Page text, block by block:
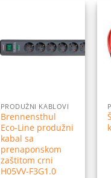
na
listu
PRODUŽNI KABLOVI
Brennensthul
Eco-Line produžni
kabal sa
prenaponskom
zaštitom crni
H05VV-F3G1.0